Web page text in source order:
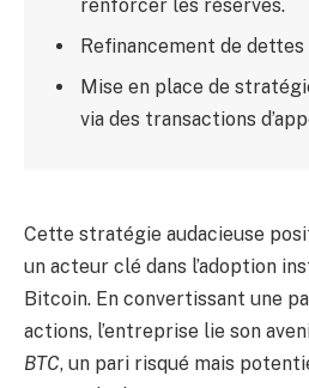
renforcer les réserves.
Refinancement de
Mise en place de
via des transactions
Cette stratégie audacieuse
un acteur clé dans l’adoption
Bitcoin. En convertissant une
actions, l’entreprise lie son
BTC, un pari risqué mais